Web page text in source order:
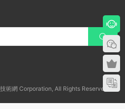
網 Corporation, All Rights Reserved